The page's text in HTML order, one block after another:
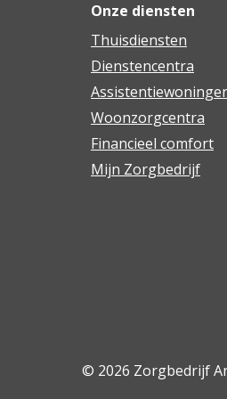
Onze diensten
Thuisdiensten
Dienstencentra
Woonzorgcentra
Financieel comfort
Mijn Zorgbedrijf
© 2026 Zorgbedrijf